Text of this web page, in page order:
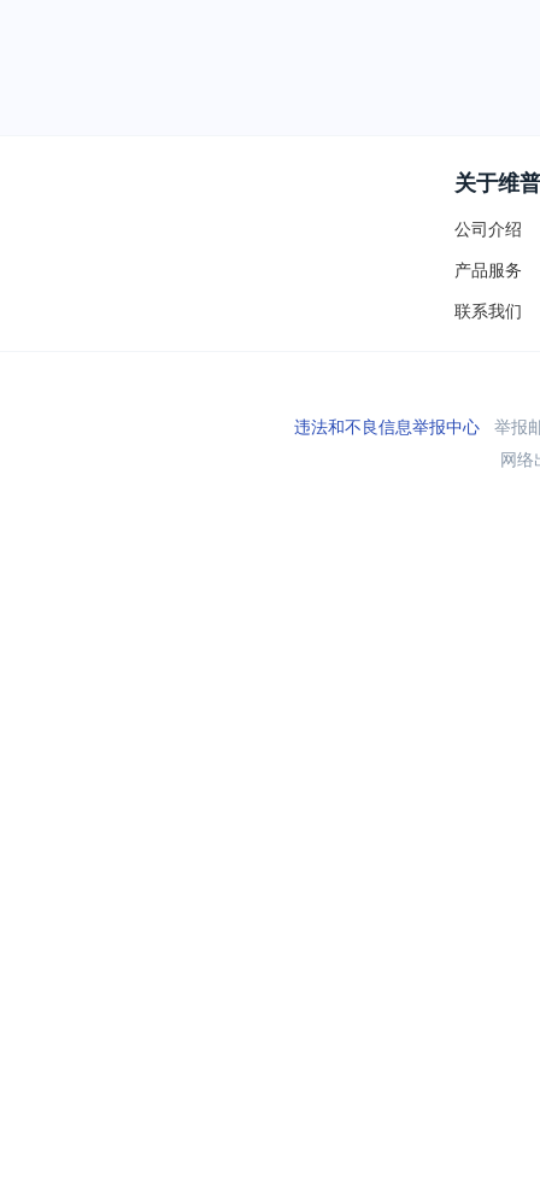
关于维普
公司介绍
产品服务
联系我们
违法和不良信息举报中心举报
网